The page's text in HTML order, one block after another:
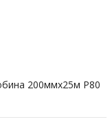
200ммх25м P80